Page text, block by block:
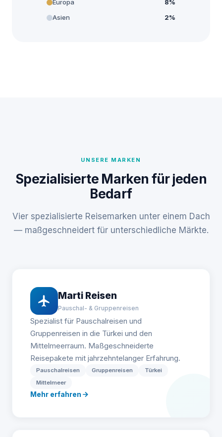
Europa
8%
Asien
2%
UNSERE MARKEN
Spezialisierte Marken für jeden
Bedarf
Vier spezialisierte Reisemarken unter einem Dach
— maßgeschneidert für unterschiedliche Märkte.
Marti Reisen
Pauschal- & Gruppenreisen
Spezialist für Pauschalreisen und
Gruppenreisen in die Türkei und den
Mittelmeerraum. Maßgeschneiderte
Reisepakete mit jahrzehntelanger Erfahrung.
Pauschalreisen Gruppenreisen
Türkei
Mittelmeer
Mehr erfahren